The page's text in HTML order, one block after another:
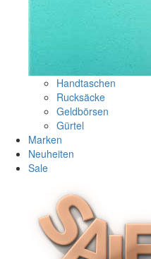
Handtaschen
Rucksäcke
Geldbörsen
Gürtel
Marken
Neuheiten
Sale